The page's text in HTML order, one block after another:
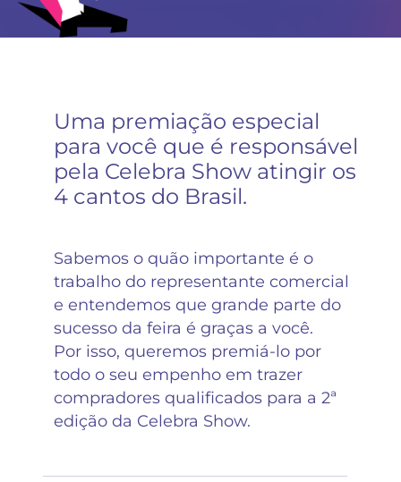
Uma premiação especial
para você que é responsável
pela Celebra Show atingir os
4 cantos do Brasil.
Sabemos o quão importante é o
trabalho do representante comercial
e entendemos que grande parte do
sucesso da feira é graças a você.
Por isso, queremos premiá-lo por
todo o seu empenho em trazer
compradores qualificados para a 2ª
edição da Celebra Show.